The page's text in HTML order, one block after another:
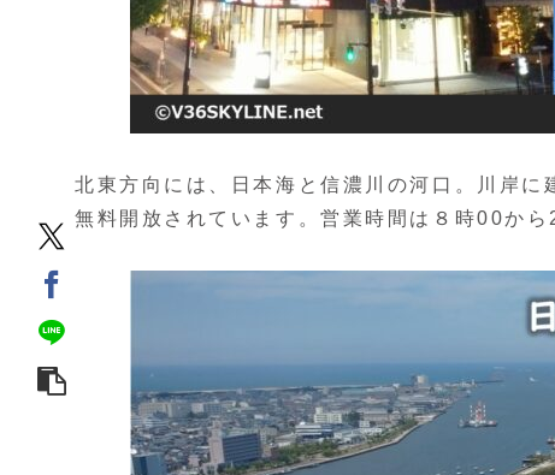
北東方向には、日本海と信濃川の河口。川岸
無料開放されています。営業時間は８時00か